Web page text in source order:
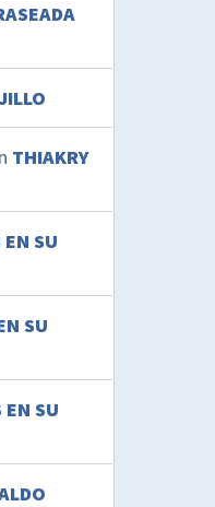
THIAKRY
SU
SU
EN SU